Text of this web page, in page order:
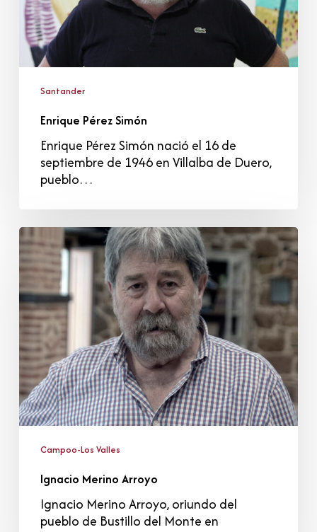
Santander
Enrique Pérez Simón
Enrique Pérez Simón nació el 16 de
septiembre de 1946 en Villalba de Duero,
pueblo…
Ignacio
Merino
Arroyo
Campoo-Los Valles
Ignacio Merino Arroyo
Ignacio Merino Arroyo, oriundo del
pueblo de Bustillo del Monte en